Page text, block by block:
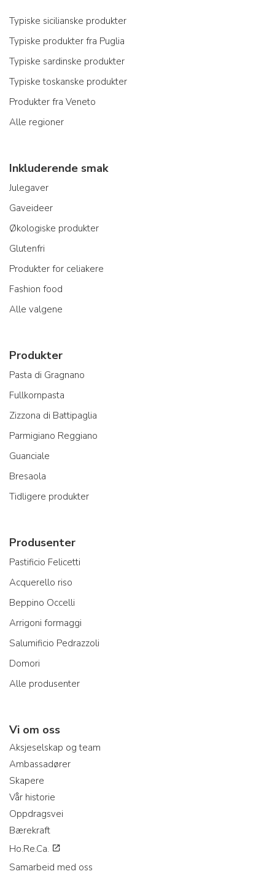
Typiske sicilianske produkter
Typiske produkter fra Puglia
Typiske sardinske produkter
Typiske toskanske produkter
Produkter fra Veneto
Alle regioner
Inkluderende smak
Julegaver
Gaveideer
Økologiske produkter
Glutenfri
Produkter for celiakere
Fashion food
Alle valgene
Produkter
Pasta di Gragnano
Fullkornpasta
Zizzona di Battipaglia
Parmigiano Reggiano
Guanciale
Bresaola
Tidligere produkter
Produsenter
Pastificio Felicetti
Acquerello riso
Beppino Occelli
Arrigoni formaggi
Salumificio Pedrazzoli
Domori
Alle produsenter
Vi om oss
Aksjeselskap og team
Ambassadører
Skapere
Vår historie
Oppdragsvei
Bærekraft
Ho.Re.Ca.
Samarbeid med oss